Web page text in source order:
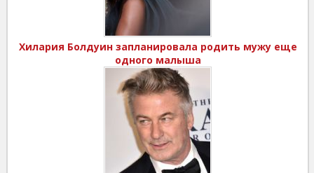
Хилария Болдуин запланировала родить мужу еще
одного малыша